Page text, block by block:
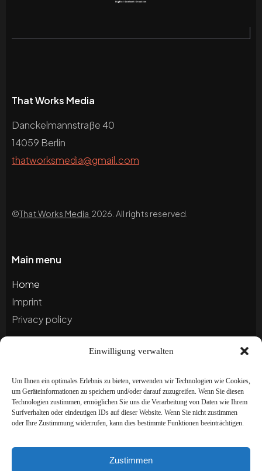
Einwilligung verwalten
Um Ihnen ein optimales Erlebnis zu bieten, verwenden wir Technologien wie Cookies,
um Geräteinformationen zu speichern und/oder darauf zuzugreifen. Wenn Sie diesen
Technologien zustimmen, ermöglichen Sie uns die Verarbeitung von Daten wie Ihrem
Surfverhalten oder eindeutigen IDs auf dieser Website. Wenn Sie nicht zustimmen
oder Ihre Zustimmung widerrufen, kann dies bestimmte Funktionen beeinträchtigen.
Zustimmen
That Works Media
Danckelmannstraße 40
14059 Berlin
thatworksmedia@gmail.com
©That Works Media 2026. All rights reserved.
Main menu
Home
Imprint
Privacy policy
Newsletter
receive special offers!